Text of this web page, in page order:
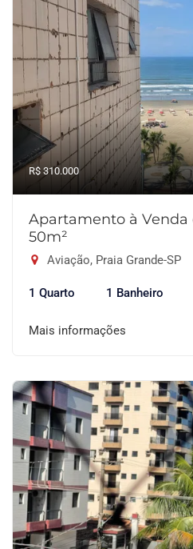
R$ 310.000
Apartamento à Venda
50m²
Aviação, Praia Grande-SP
1 Quarto 1 Banheiro
Mais informações